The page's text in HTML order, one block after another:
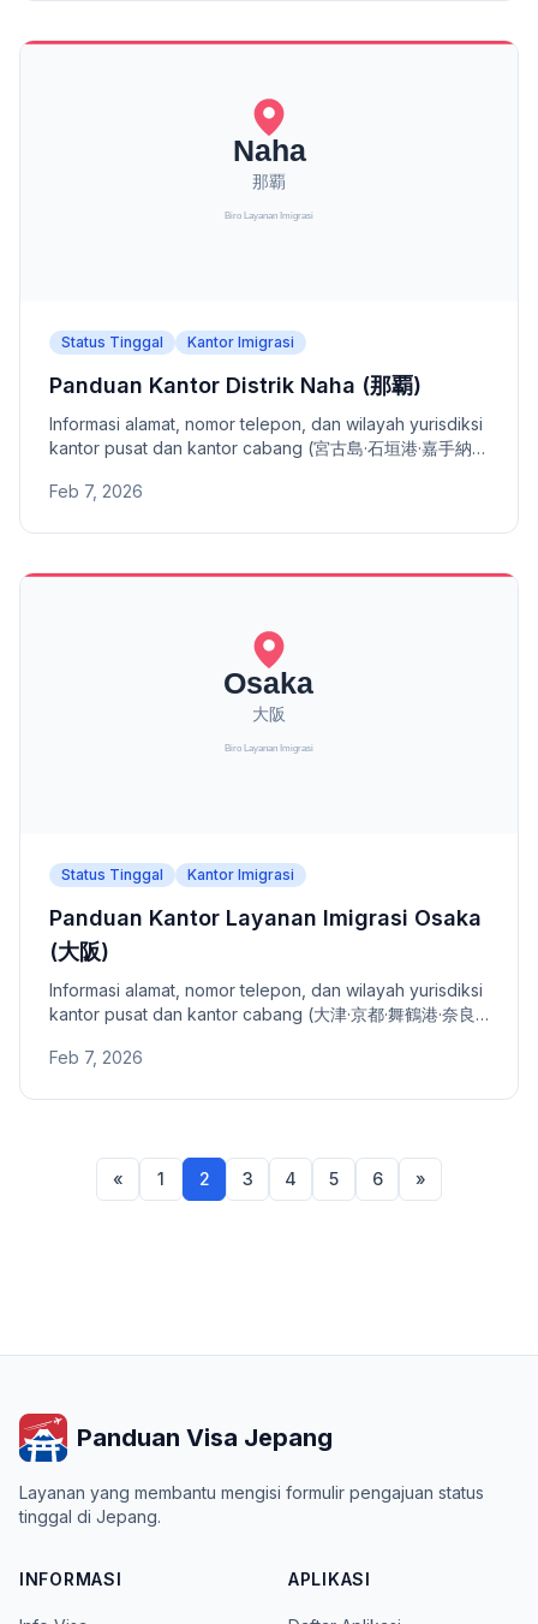
Status Tinggal Kantor Imigrasi
Panduan Kantor Distrik Naha (那覇)
Informasi alamat, nomor telepon, dan wilayah yurisdiksi
kantor pusat dan kantor cabang (宮古島·石垣港·嘉手納)
Layanan Imigrasi Fukuoka.
Feb 7, 2026
Status Tinggal Kantor Imigrasi
Panduan Kantor Layanan Imigrasi Osaka
(大阪)
Informasi alamat, nomor telepon, dan wilayah yurisdiksi
kantor pusat dan kantor cabang (大津·京都·舞鶴港·奈良·
Feb 7, 2026
« 1 2 3 4 5 6 »
Panduan Visa Jepang
Layanan yang membantu mengisi formulir pengajuan status
tinggal di Jepang.
INFORMASI APLIKASI